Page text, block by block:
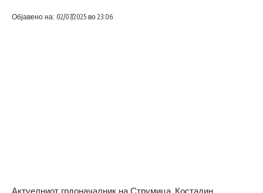
Објавено на: 02/07/2025 во 23:06